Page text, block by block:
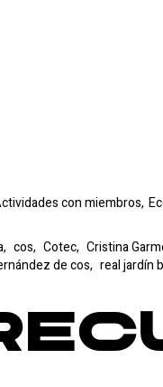
con miembros,
cos, Cotec, Cristina
de cos, real jardín